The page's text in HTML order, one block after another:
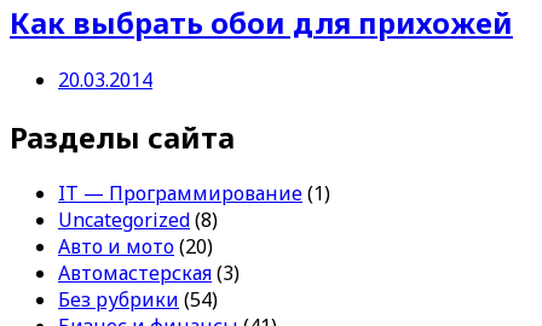
Как выбрать обои для прихожей
20.03.2014
Разделы сайта
IT — Программирование(1)
Uncategorized(8)
Авто и мото(20)
Автомастерская(3)
Без рубрики (54)